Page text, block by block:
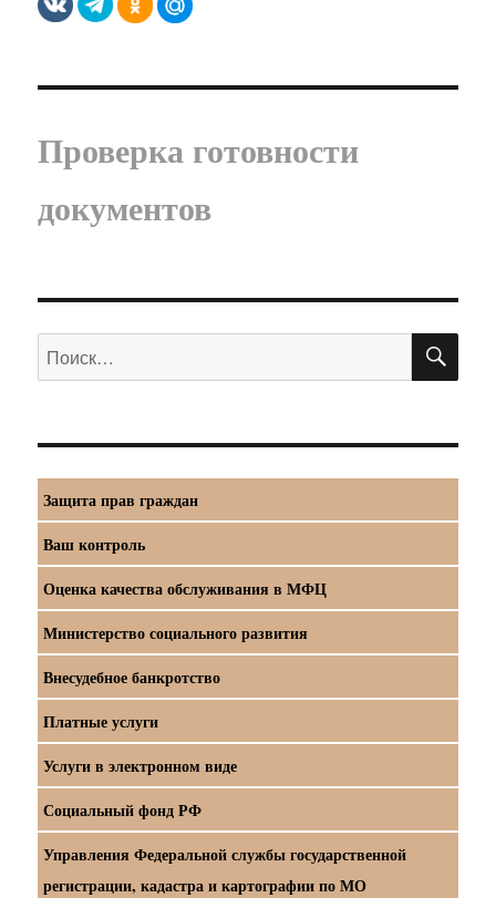
Проверка готовности
документов
Искать:
Защита прав граждан
Ваш контроль
Оценка качества обслуживания в МФЦ
Министерство социального развития
Внесудебное банкротство
Платные услуги
Услуги в электронном виде
Социальный фонд РФ
Управления Федеральной службы государственной
регистрации, кадастра и картографии по МО